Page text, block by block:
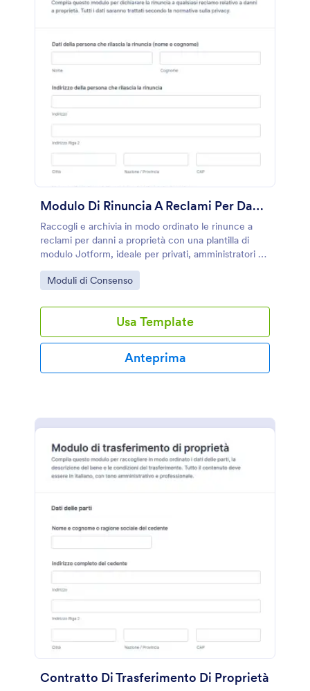
Modulo Di Rinuncia A Reclami Per Danni A Proprietà
Raccogli e archivia in modo ordinato le rinunce a
reclami per danni a proprietà con una plantilla di
modulo Jotform, ideale per privati, amministratori e
piccole imprese che devono gestire accordi e
raccolta dati online.
Go to Category:
Moduli di Consenso
Usa Template
Anteprima
Contratto Di Trasferimento Di Proprietà